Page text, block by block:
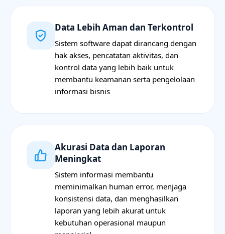
Data Lebih Aman dan Terkontrol
Sistem software dapat dirancang dengan
hak akses, pencatatan aktivitas, dan
kontrol data yang lebih baik untuk
membantu keamanan serta pengelolaan
informasi bisnis
Akurasi Data dan Laporan
Meningkat
Sistem informasi membantu
meminimalkan human error, menjaga
konsistensi data, dan menghasilkan
laporan yang lebih akurat untuk
kebutuhan operasional maupun